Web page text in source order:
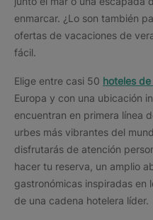
enmarcar. ¿Lo son también
ofertas de vacaciones de
fácil.
Elige entre casi 50 hoteles
Europa y con una ubicación
encuentran en primera línea
urbes más vibrantes del
disfrutarás de atención
hacer tu reserva, un amplio
gastronómicas inspiradas en
de una cadena hotelera líder.